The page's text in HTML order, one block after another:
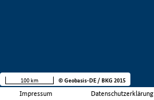
Impressum Datenschutzerklärung
100 km © Geobasis-DE / BKG 2015